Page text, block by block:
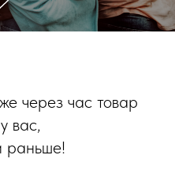
через час товар
вас,
раньше!